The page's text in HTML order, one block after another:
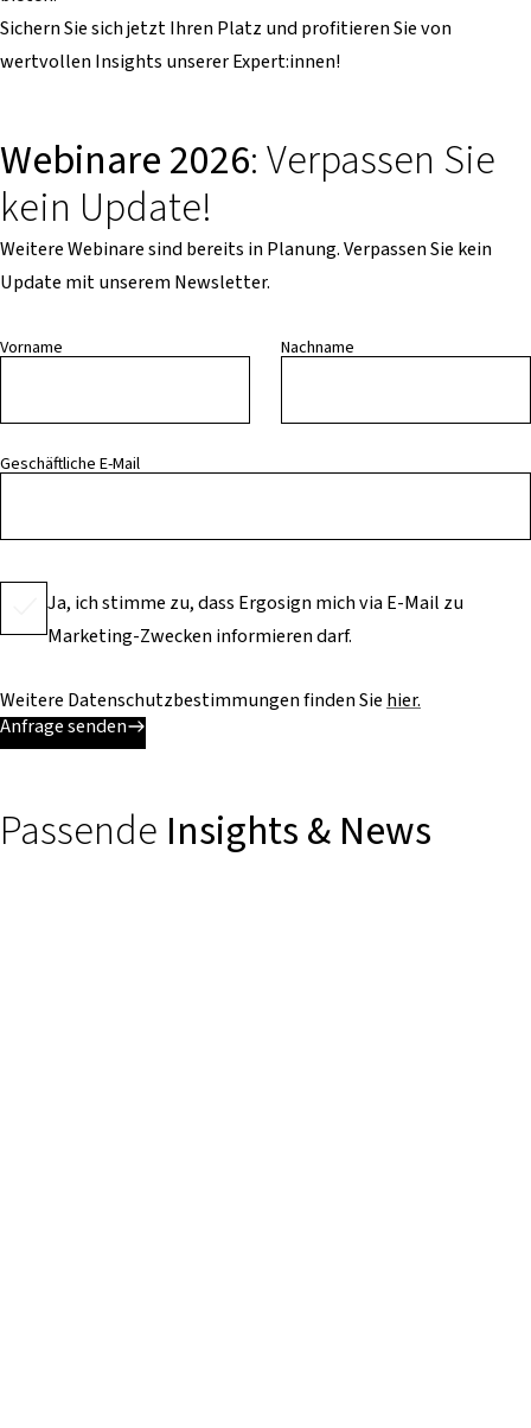
Sichern Sie sich jetzt Ihren Platz und profitieren Sie von
wertvollen Insights unserer Expert:innen!
Webinare 2026: Verpassen Sie
kein Update!
Weitere Webinare sind bereits in Planung. Verpassen Sie kein
Update mit unserem Newsletter.
Vorname Nachname
Geschäftliche E-Mail
Ja, ich stimme zu, dass Ergosign mich via E-Mail zu
Marketing-Zwecken informieren darf.
Weitere Datenschutzbestimmungen finden Sie hier.
Anfrage senden
Passende Insights & News